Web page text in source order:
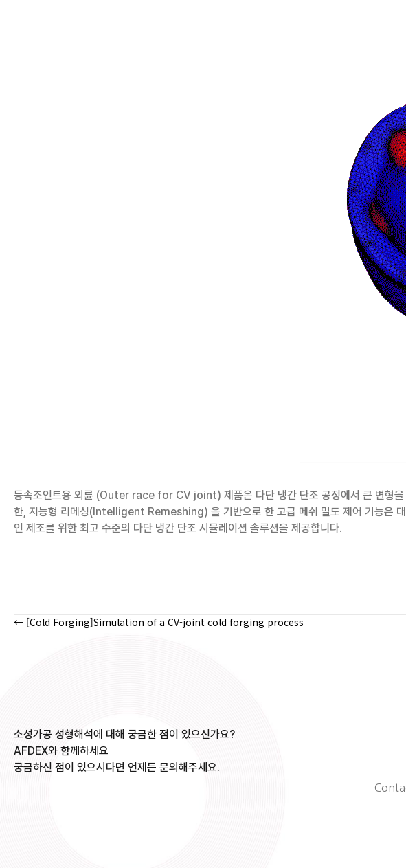
등속조인트용 외륜 (Outer race for CV joint) 제품은 다단 냉간 단조 공정에서 큰 변형을
한, 지능형 리메싱(Intelligent Remeshing) 을 기반으로 한 고급 메쉬 밀도 제어 기능은
인 제조를 위한 최고 수준의 다단 냉간 단조 시뮬레이션 솔루션을 제공합니다.
Posts
← [Cold Forging]Simulation of a CV-joint cold forging process
소성가공 성형해석에 대해 궁금한 점이 있으신가요?
AFDEX와 함께하세요
궁금하신 점이 있으시다면 언제든 문의해주세요.